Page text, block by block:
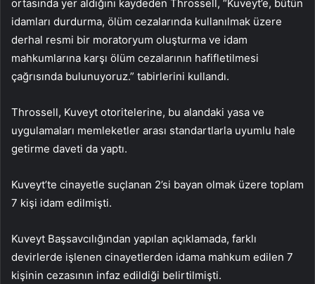
ortasında yer aldığını kaydeden Throssell, “Kuveyt’e, bütün
idamları durdurma, ölüm cezalarında kullanılmak üzere
derhal resmi bir moratoryum oluşturma ve idam
mahkumlarına karşı ölüm cezalarının hafifletilmesi
çağrısında bulunuyoruz.” tabirlerini kullandı.
Throssell, Kuveyt otoritelerine, bu alandaki yasa ve
uygulamaları memleketler arası standartlarla uyumlu hale
getirme daveti da yaptı.
Kuveyt’te cinayetle suçlanan 2’si bayan olmak üzere toplam
7 kişi idam edilmişti.
Kuveyt Başsavcılığından yapılan açıklamada, farklı
devirlerde işlenen cinayetlerden idama mahkum edilen 7
kişinin cezasının infaz edildiği belirtilmişti.